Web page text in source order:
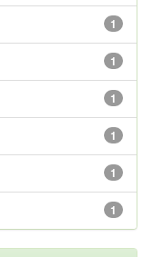
1
1
1
1
1
1